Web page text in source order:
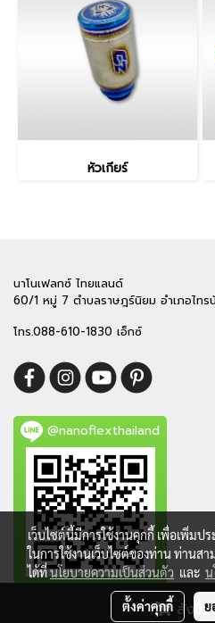
สั่งซื้
หัวเกียร์
นาโนเฟลกซ์ ไทยแลนด์
60/1 หมู่ 7 ตำบลราษฎร์นิยม อำเภอไท
โทร.088-610-1830 เอ็กซ์
@nanoflexthailand
Copy right by makewebeasy.com
เว็บไซต์นี้มีการใช้งานคุกกี้ เพื่อเพิ่ม
ในการใช้งานเว็บไซต์ของท่าน ท่านส
ได้ที่นโยบายความเป็นส่วนตัว และ น
ตั้งค่าคุกกี้ ย